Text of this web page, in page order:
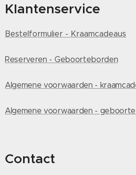
Klantenservice
Bestelformulier - Kraamcadeaus
Reserveren - Geboorteborden
Algemene voorwaarden -
Algemene voorwaarden -
Contact